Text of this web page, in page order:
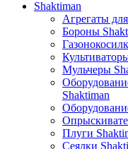
Shaktiman
Агрегаты
Бороны
Мульчеры
Shaktiman
Плуги
Сеялки